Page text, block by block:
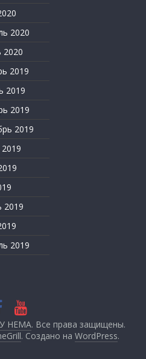
2020
2020
2019
2019
2019
2019
2019
2019
2019
НЕМА. Все права защищены.
. Создано наWordPress.